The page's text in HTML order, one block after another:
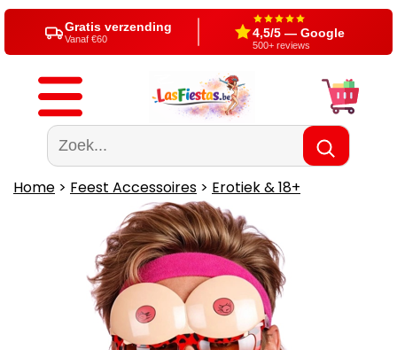
Gratis verzending
Vanaf €60 4,5/5 — Google
500+ reviews
Home > Feest Accessoires > Erotiek & 18+